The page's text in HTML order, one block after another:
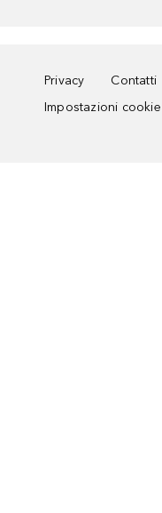
Privacy Contatti
Impostazioni cookie